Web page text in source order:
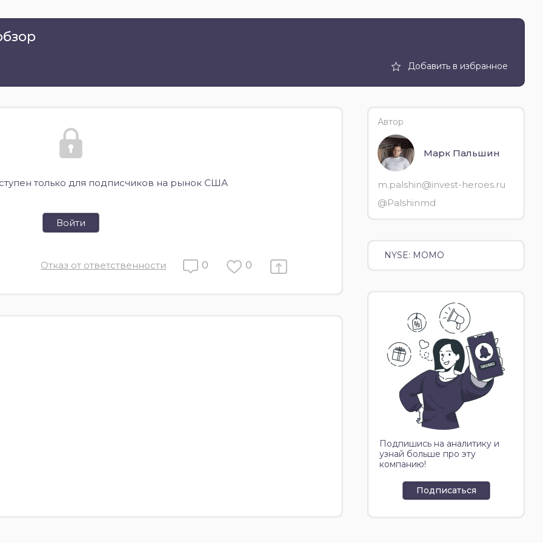
Добавить в избранное
только для подписчиков на рынок США
Войти
Отказ от ответственности 0 0
Автор
Марк Пальшин
m.palshin@invest-heroes.ru
@Palshinmd
NYSE: MOMO
Подпишись на аналитику и
узнай больше про эту
компанию!
Подписаться